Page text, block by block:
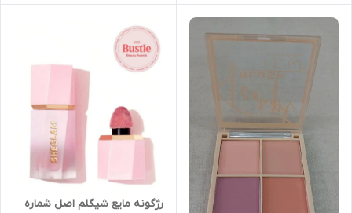
رژگونه مایع شیگلم اصل شماره